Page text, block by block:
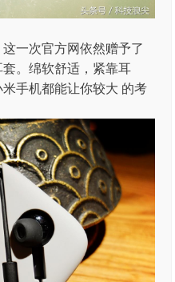
一次官方网依然赠予了
。绵软舒适，紧靠耳
手机都能让你较大 的考